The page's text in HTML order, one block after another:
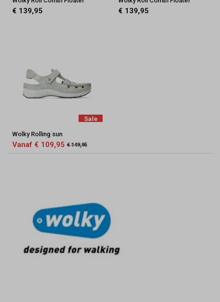
€ 139,95 € 139,95
Sale
Wolky Rolling sun
Vanaf € 109,95 € 149,95